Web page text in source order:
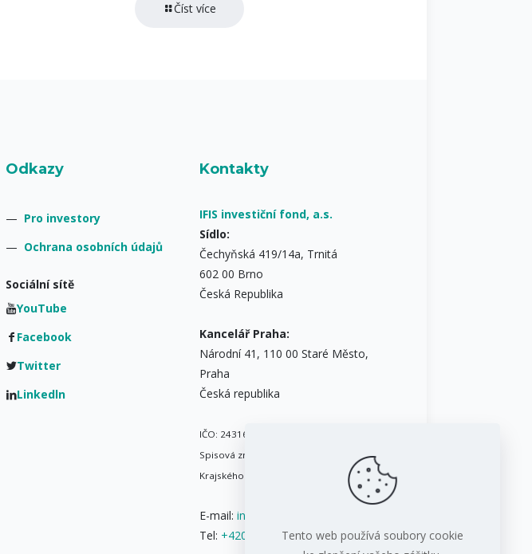
Číst více
Odkazy
— Pro investory
— Ochrana osobních údajů
Sociální sítě
YouTube
Facebook
Twitter
Linkedln
Kontakty
IFIS investiční fond, a.s.
Sídlo:
Čechyňská 419/14a, Trnitá
602 00 Brno
Česká Republika
Kancelář Praha:
Národní 41, 110 00 Staré Město,
Praha
Česká republika
IČO: 24316717
Spisová značka: B 8086 vedená u
Krajského soudu v Brně
E-mail: info@ifis.cz
Tel: +420 543 211 084Tento web používá soubory cookie